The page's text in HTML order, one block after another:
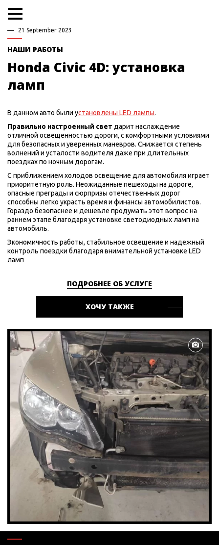
21 September 2023
НАШИ РАБОТЫ
Honda Civic 4D: установка
ламп
В данном авто были установлены LED лампы.
Правильно настроенный свет дарит наслаждение
отличной освещенностью дороги, с комфортными условиями
для безопасных и уверенных маневров. Снижается степень
волнений и усталости водителя даже при длительных
поездках по ночным дорогам.
С приближением холодов освещение для автомобиля играет
приоритетную роль. Неожиданные пешеходы на дороге,
опасные преграды и сюрпризы отечественных дорог
способны легко украсть время и финансы автомобилистов.
Гораздо безопаснее и дешевле продумать этот вопрос на
раннем этапе благодаря установке светодиодных ламп на
автомобиль.
Экономичность работы, стабильное освещение и надежный
контроль поездки благодаря внимательной установке LED
ламп
ПОДРОБНЕЕ ОБ УСЛУГЕ
ХОЧУ ТАКЖЕ